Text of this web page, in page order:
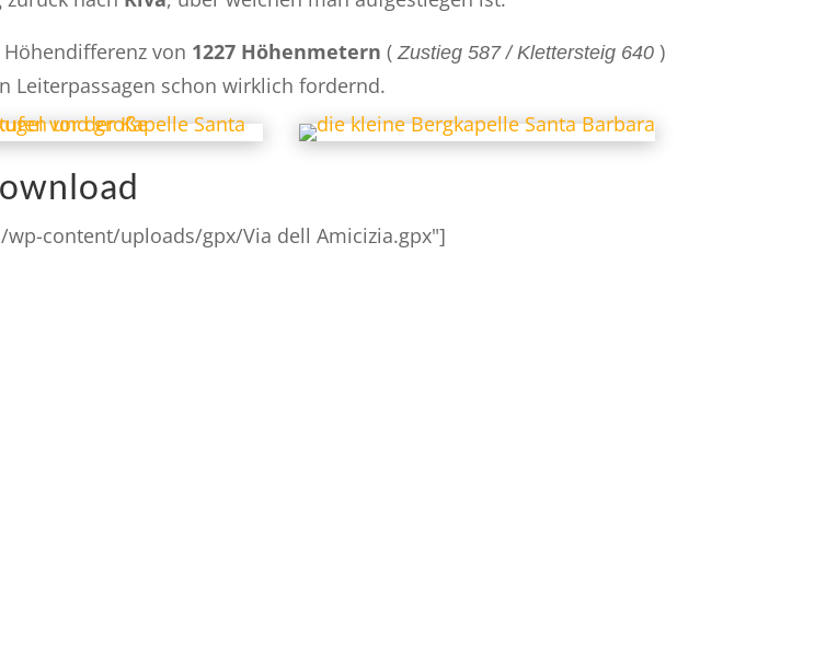
von 1227 Höhenmetern (Zustieg 587 / Klettersteig 640 )
Leiterpassagen schon wirklich fordernd.
wp-content/uploads/gpx/Via dell Amicizia.gpx"]